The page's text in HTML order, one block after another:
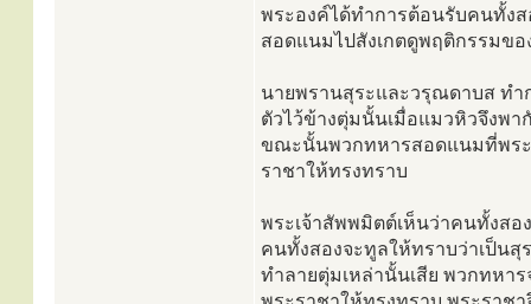
พระองค์ได้ทำการต้อนรับคนทั้งส
สอดแนมไปสังเกตดูพฤติกรรมขอ
นายพรานสุระและวรุณดาบส ทำ
ตัวไว้ข้างตุ่มนั้นเมื่อแมวหิวจึงพ
ขณะนั้นพวกทหารสอดแนมที่พระ
ราชาให้ทรงทราบ
พระเจ้าสัพพมิตต์เห็นว่าคนทั้งส
คนทั้งสองจะทูลให้ทราบว่าเป็นสุ
ทำลายตุ่มเหล่านั้นเสีย พวกทหา